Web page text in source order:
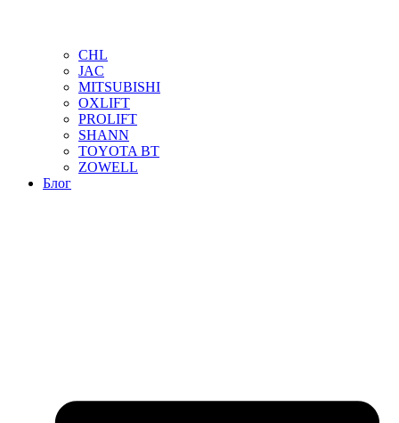
CHL
JAC
MITSUBISHI
OXLIFT
PROLIFT
SHANN
TOYOTA BT
ZOWELL
Блог